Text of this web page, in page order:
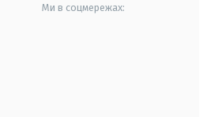
Ми в соцмережах: